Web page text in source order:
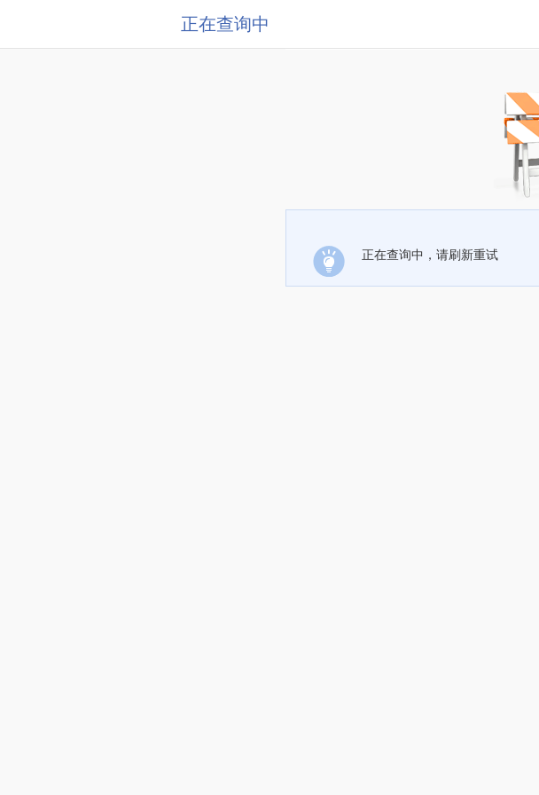
正在查询中
正在查询中，请刷新重试